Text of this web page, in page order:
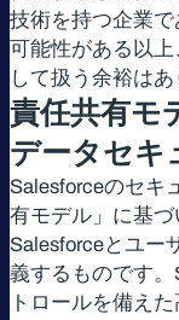
技術を持つ企業
可能性がある以
して扱う余裕はあ
責任共有モ
データセキ
Salesforceのセキ
有モデル」に基づ
Salesforceとユー
義するものです
トロールを備え